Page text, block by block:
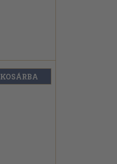
KOSÁRBA